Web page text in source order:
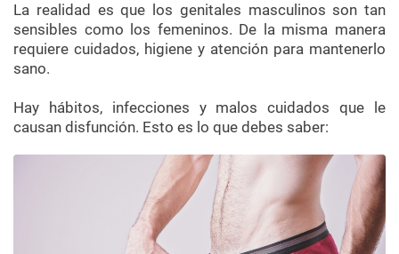
La realidad es que los genitales masculinos son tan
sensibles como los femeninos. De la misma manera
requiere cuidados, higiene y atención para mantenerlo
sano.
Hay hábitos, infecciones y malos cuidados que le
causan disfunción. Esto es lo que debes saber: